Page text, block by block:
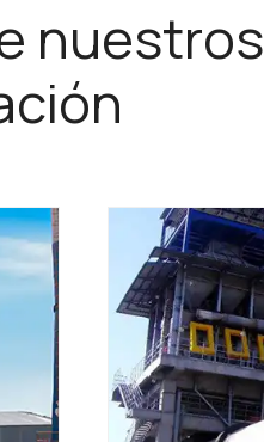
nuestros